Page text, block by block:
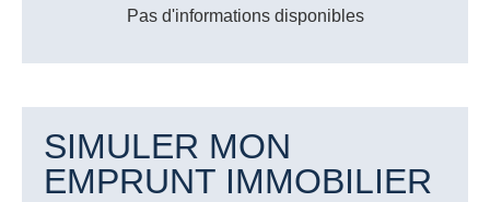
Pas d'informations disponibles
SIMULER MON
EMPRUNT IMMOBILIER